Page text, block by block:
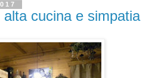
cucina e simpatia